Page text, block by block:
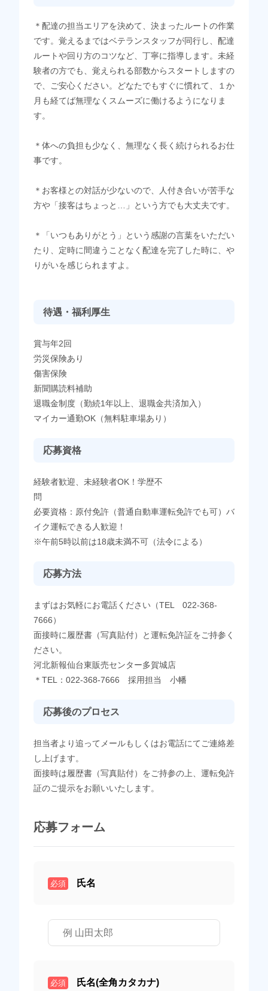
＊配達の担当エリアを決めて、決まったルートの作業
です。覚えるまではベテランスタッフが同行し、配達
ルートや回り方のコツなど、丁寧に指導します。未経
験者の方でも、覚えられる部数からスタートしますの
で、ご安心ください。どなたでもすぐに慣れて、１か
月も経てば無理なくスムーズに働けるようになりま
す。
＊体への負担も少なく、無理なく長く続けられるお仕
事です。
＊お客様との対話が少ないので、人付き合いが苦手な
方や「接客はちょっと…」という方でも大丈夫です。
＊「いつもありがとう」という感謝の言葉をいただい
たり、定時に間違うことなく配達を完了した時に、や
りがいを感じられますよ。
待遇・福利厚生
賞与年2回
労災保険あり
傷害保険
新聞購読料補助
退職金制度（勤続1年以上、退職金共済加入）
マイカー通勤OK（無料駐車場あり）
応募資格
経験者歓迎、未経験者OK！学歴不
問
必要資格：原付免許（普通自動車運転免許でも可）バ
イク運転できる人歓迎！
※午前5時以前は18歳未満不可（法令による）
応募方法
まずはお気軽にお電話ください（TEL 022-368-
7666）
面接時に履歴書（写真貼付）と運転免許証をご持参く
ださい。
河北新報仙台東販売センター多賀城店
＊TEL：022-368-7666 採用担当 小幡
応募後のプロセス
担当者より追ってメールもしくはお電話にてご連絡差
し上げます。
面接時は履歴書（写真貼付）をご持参の上、運転免許
証のご提示をお願いいたします。
応募フォーム
必須 氏名
必須 氏名(全角カタカナ)